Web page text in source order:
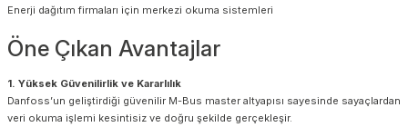
Enerji dağıtım firmaları için merkezi okuma sistemleri
Öne Çıkan Avantajlar
1. Yüksek Güvenilirlik ve Kararlılık
Danfoss’un geliştirdiği güvenilir M-Bus master altyapısı sayesinde sayaçlardan
veri okuma işlemi kesintisiz ve doğru şekilde gerçekleşir.